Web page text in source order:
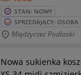
STAN: NOWY
SPRZEDAJĄCY:
Międzyrzec Podlaski
Nowa sukienka